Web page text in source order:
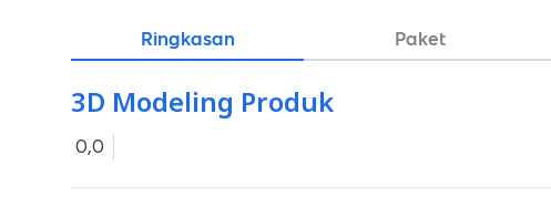
Ringkasan Paket
3D Modeling Produk
0,0